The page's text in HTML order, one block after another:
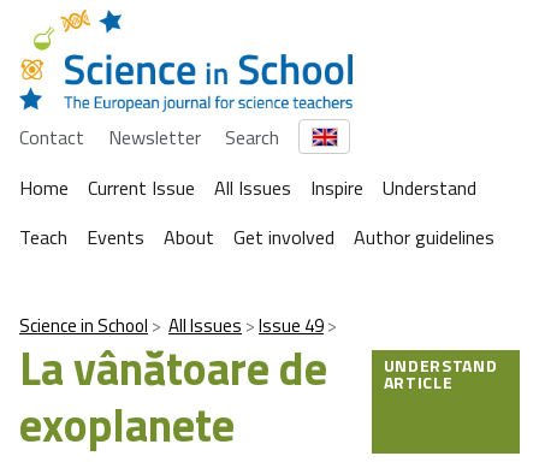
Contact Newsletter
Search
Home
Current Issue All Issues Inspire
Understand
Teach
Events About Get involved Author guidelines
Science in School All Issues Issue 49
La vânătoare de
exoplanete
UNDERSTAND
ARTICLE